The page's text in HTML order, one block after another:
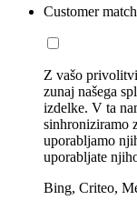
Customer
Z vašo
zunaj našega
izdelke. V ta
sinhroniziramo
uporabljamo
uporabljate
Bing, Criteo,